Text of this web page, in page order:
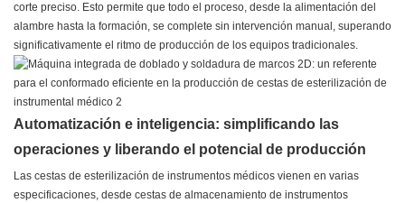
corte preciso. Esto permite que todo el proceso, desde la alimentación del
alambre hasta la formación, se complete sin intervención manual, superando
significativamente el ritmo de producción de los equipos tradicionales.
Automatización e inteligencia: simplificando las
operaciones y liberando el potencial de producción
Las cestas de esterilización de instrumentos médicos vienen en varias
especificaciones, desde cestas de almacenamiento de instrumentos